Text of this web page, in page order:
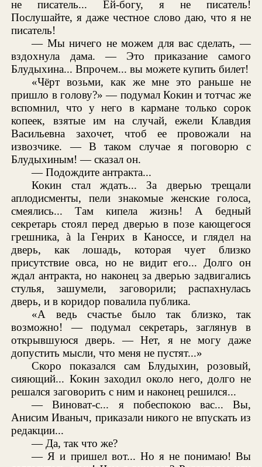
не писатель... Ей-богу, я не писатель!
Послушайте, я даже честное слово даю, что я не
писатель!
— Мы ничего не можем для вас сделать, —
вздохнула дама. — Это приказание самого
Блудыхина... Впрочем... вы можете купить билет!
«Чёрт возьми, как же мне это раньше не
пришло в голову?» — подумал Кокин и тотчас же
вспомнил, что у него в кармане только сорок
копеек, взятые им на случай, ежели Клавдия
Васильевна захочет, чтоб ее провожали на
извозчике. — В таком случае я поговорю с
Блудыхиным! — сказал он.
— Подождите антракта...
Кокин стал ждать... За дверью трещали
аплодисменты, пели знакомые женские голоса,
смеялись... Там кипела жизнь! А бедный
секретарь стоял перед дверью в позе кающегося
грешника, à la Генрих в Каноссе, и глядел на
дверь, как лошадь, которая чует близко
присутствие овса, но не видит его... Долго он
ждал антракта, но наконец за дверью задвигались
стулья, зашумели, заговорили; распахнулась
дверь, и в коридор повалила публика.
«А ведь счастье было так близко, так
возможно! — подумал секретарь, заглянув в
открывшуюся дверь. — Нет, я не могу даже
допустить мысли, что меня не пустят...»
Скоро показался сам Блудыхин, розовый,
сияющий... Кокин заходил около него, долго не
решался заговорить с ним и наконец решился...
— Виноват-с... я побеспокою вас... Вы,
Анисим Иваныч, приказали никого не впускать из
редакции...
— Да, так что же?
— Я и пришел вот... Но я не понимаю! Вы